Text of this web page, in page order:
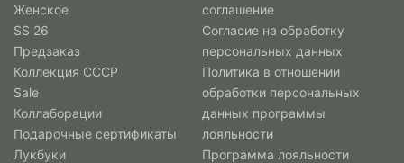
Женское
SS 26
Предзаказ
Коллекция СССР
Sale
Коллаборации
Подарочные сертификаты
Лукбуки
соглашение
Согласие на обработку
персональных данных
Политика в отношении
обработки персональных
данных программы
лояльности
Программа лояльности